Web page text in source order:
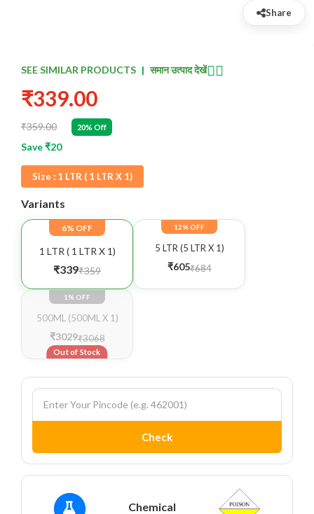
Share
SEE SIMILAR PRODUCTS | समान उत्पाद देखें👈🏻
₹339.00
₹359.00 20% Off
Save ₹20
Size : 1 LTR ( 1 LTR X 1)
Variants
6% OFF
1 LTR ( 1 LTR X 1)
₹339₹359
12% OFF
5 LTR (5 LTR X 1)
₹605₹684
1% OFF
500ML (500ML X 1)
₹3029₹3068
Out of Stock
Check
Chemical